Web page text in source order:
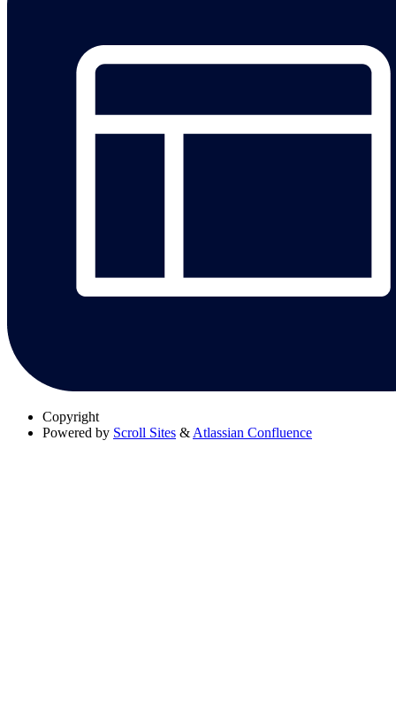
Copyright
Powered by Scroll Sites & Atlassian Confluence